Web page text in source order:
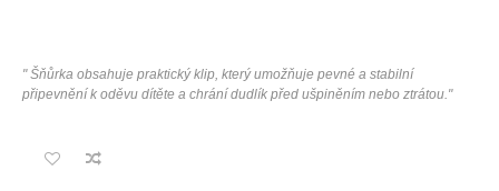
"Šňůrka obsahuje praktický klip, který umožňuje pevné a stabilní
připevnění k oděvu dítěte a chrání dudlík před ušpiněním nebo ztrátou."